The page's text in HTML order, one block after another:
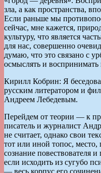
зла, а как пространства,
Если раньше мы
сейчас, мне кажется,
культуру, что является
для нас, совершенно
думаю, что это связано с
осмыслять и воспринимать
Кирилл Кобрин: Я
русским литератором и
Андреем Лебедевым.
Перейдем от теории — к
писатель и журналист
не считает, однако свои
тот или иной топос,
сознание повествователя
если исходить из сугубо
— весь корпус его